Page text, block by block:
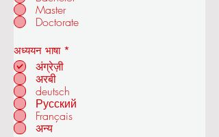
ओयूएस रॉयल एकेडमी ऑफ इकोनॉमिक्स एंड
टेक्नोलॉजी
ज्यूरिख में - स्विट्जरलैंड
Master
Doctorate
अध्ययन भाषा *
अंग्रेज़ी
अरबी
deutsch
Русский
Français
अन्य